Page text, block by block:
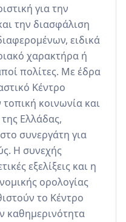
για την
την διασφάλιση
ειδικά
χαρακτήρα ή
πολίτες. Με έδρα
Κέντρο
τοπική κοινωνία και
Ελλάδας,
συνεργάτη για
Η συνεχής
εξελίξεις και η
ορολογίας
το Κέντρο
καθημερινότητα